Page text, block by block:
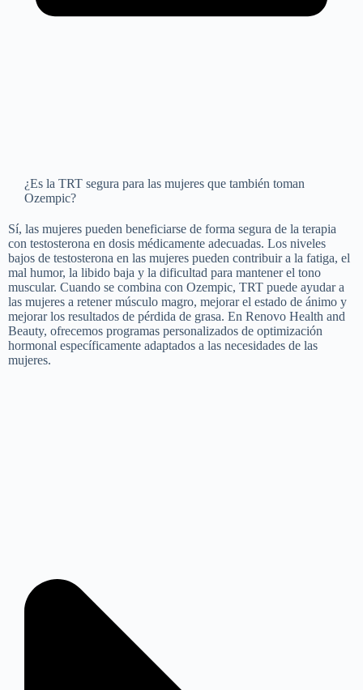
¿Es la TRT segura para las mujeres que también toman
Ozempic?
Sí, las mujeres pueden beneficiarse de forma segura de la terapia
con testosterona en dosis médicamente adecuadas. Los niveles
bajos de testosterona en las mujeres pueden contribuir a la fatiga, el
mal humor, la libido baja y la dificultad para mantener el tono
muscular. Cuando se combina con Ozempic, TRT puede ayudar a
las mujeres a retener músculo magro, mejorar el estado de ánimo y
mejorar los resultados de pérdida de grasa. En Renovo Health and
Beauty, ofrecemos programas personalizados de optimización
hormonal específicamente adaptados a las necesidades de las
mujeres.